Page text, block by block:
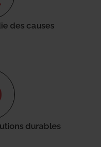
des causes
durables